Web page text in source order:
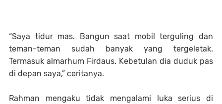
“Saya tidur mas. Bangun saat mobil terguling dan
teman-teman sudah banyak yang tergeletak.
Termasuk almarhum Firdaus. Kebetulan dia duduk pas
di depan saya,” ceritanya.
Rahman mengaku tidak mengalami luka serius di